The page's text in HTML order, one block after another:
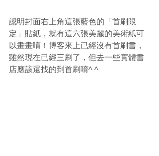
認明封面右上角這張藍色的「首刷限
定」貼紙，就有這六張美麗的美術紙可
以畫畫唷！博客來上已經沒有首刷書，
雖然現在已經三刷了，但去一些實體書
店應該還找的到首刷唷^ ^